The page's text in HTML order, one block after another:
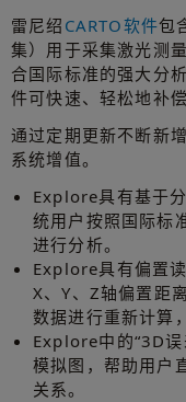
雷尼绍 CARTO软件包
集）用于采集激光测
合国际标准的强大分
件可快速、轻松地补
通过定期更新不断新
系统增值。
Explore具有基于
统用户按照国际标
进行分析。
Explore具有偏置
X、Y、Z轴偏置距
数据进行重新计算
Explore中的“3D
模拟图，帮助用户
关系。